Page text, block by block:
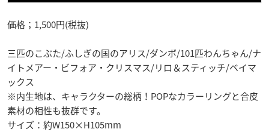
価格；1,500円(税抜)
三匹のこぶた/ふしぎの国のアリス/ダンボ/101匹わんちゃん/ナ
イトメアー・ビフォア・クリスマス/リロ＆スティッチ/ベイマ
ックス
※内生地は、キャラクターの総柄！POPなカラーリングと合皮
素材の相性も抜群です。
サイズ：約W150×H105mm